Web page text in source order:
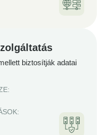
biztosítják adatai